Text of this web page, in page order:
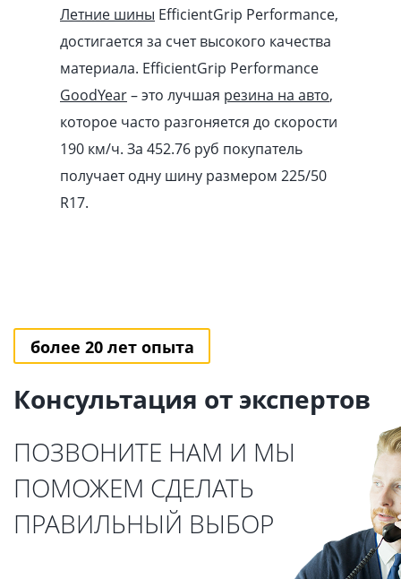
Летние шины EfficientGrip Performance,
достигается за счет высокого качества
материала. EfficientGrip Performance
GoodYear– это лучшая резина на авто,
которое часто разгоняется до скорости
190 км/ч. За 452.76 pуб покупатель
получает одну шину размером 225/50
R17.
более 20 лет опыта
Консультация от экспертов
ПОЗВОНИТЕ НАМ И МЫ
ПОМОЖЕМ СДЕЛАТЬ
ПРАВИЛЬНЫЙ ВЫБОР